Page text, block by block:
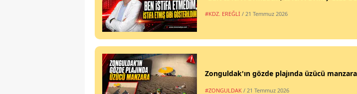
#KDZ. EREĞLİ / 21 Temmuz 2026
Zonguldak'ın gözde plajında üzücü manzara
#ZONGULDAK / 21 Temmuz 2026